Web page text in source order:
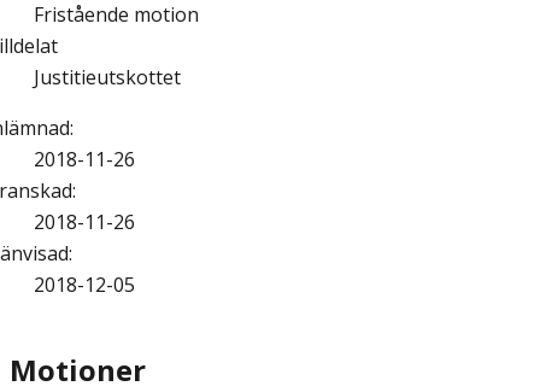
Fristående motion
Justitieutskottet
:
2018-11-26
:
2018-11-26
:
2018-12-05
Motioner